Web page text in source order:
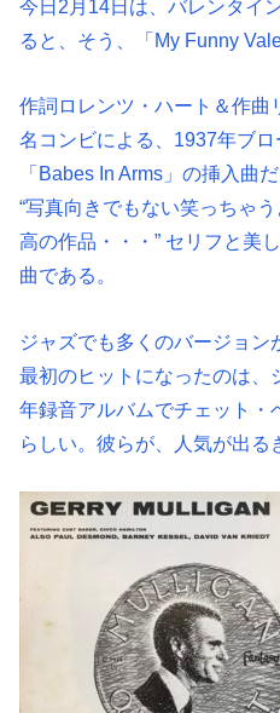
今日2月14日は、バレンタイ
ると、そう、「My Funny
作詞ロレンツ・ハート＆作曲
名コンビによる、1937年ブ
「Babes In Arms」の挿入曲だ
“写真向きでもない笑っちゃ
高の作品・・・” セリフと美
曲である。
ジャズでも多くのバージョ
最初のヒットになったのは、
年録音アルバムでチェット・
らしい。彼らが、人気が出る